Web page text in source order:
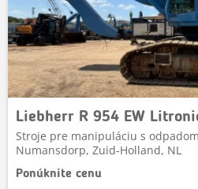
Liebherr R 954 EW
Stroje pre manipuláciu s odpadom
Numansdorp, Zuid-Holland, NL
Ponúknite cenu